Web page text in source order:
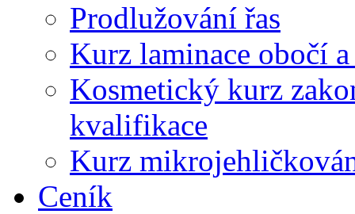
Prodlužování řas
Kurz laminace obočí
Kosmetický kurz
kvalifikace
Kurz
Ceník